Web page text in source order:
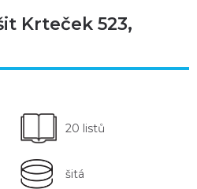
Krteček 523,
20 listů
šitá